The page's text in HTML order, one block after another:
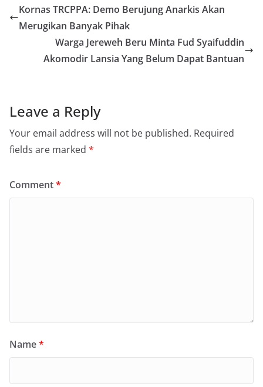
Kornas TRCPPA: Demo Berujung Anarkis Akan
Merugikan Banyak Pihak
Warga Jereweh Beru Minta Fud Syaifuddin
Akomodir Lansia Yang Belum Dapat Bantuan
Leave a Reply
Your email address will not be published. Required
fields are marked *
Comment*
Name*